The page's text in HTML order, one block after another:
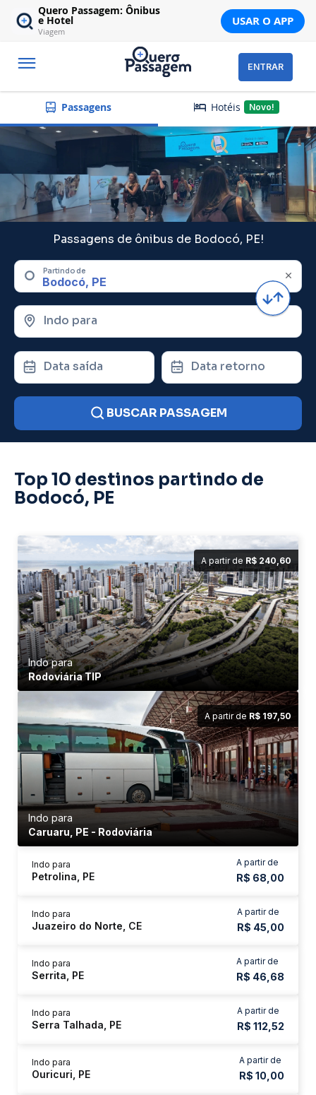
Quero Passagem: Ônibus
e Hotel
Viagem
USAR O APP
ENTRAR
Passagens Hotéis Novo!
Passagens de ônibus de Bodocó, PE!
Partindo de
Indo para
Data saída Data retorno
BUSCAR PASSAGEM
Top 10 destinos partindo de
Bodocó, PE
A partir de R$ 240,60
Indo para
Rodoviária TIP
A partir de R$ 197,50
Indo para
Caruaru, PE - Rodoviária
A partir de
R$ 68,00
Indo para
Petrolina, PE
A partir de
R$ 45,00
Indo para
Juazeiro do Norte, CE
A partir de
R$ 46,68
Indo para
Serrita, PE
A partir de
R$ 112,52
Indo para
Serra Talhada, PE
A partir de
R$ 10,00
Indo para
Ouricuri, PE